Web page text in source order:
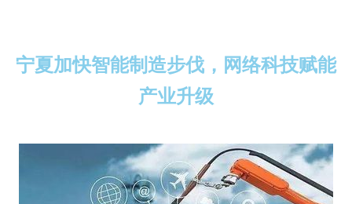
宁夏加快智能制造步伐，网络科技赋能
产业升级